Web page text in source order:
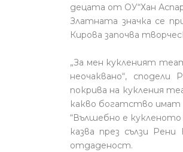
децата от ОУ“Хан
Златната значка се
Кирова започва
„За мен кукленият
неочаквано“,
покрива на кукления
какво богатство имат
“Вълшебно е
казва през сълзи
отдаденост.